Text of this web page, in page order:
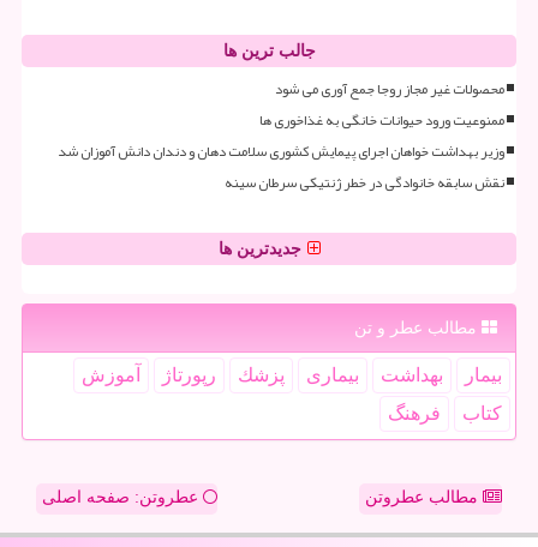
جالب ترین ها
محصولات غیر مجاز روجا جمع آوری می شود
ممنوعیت ورود حیوانات خانگی به غذاخوری ها
وزیر بهداشت خواهان اجرای پیمایش کشوری سلامت دهان و دندان دانش آموزان شد
نقش سابقه خانوادگی در خطر ژنتیکی سرطان سینه
جدیدترین ها
مطالب عطر و تن
بیمار بهداشت بیماری پزشك رپورتاژ
آموزش
كتاب
فرهنگ
مطالب عطروتن عطروتن: صفحه اصلی